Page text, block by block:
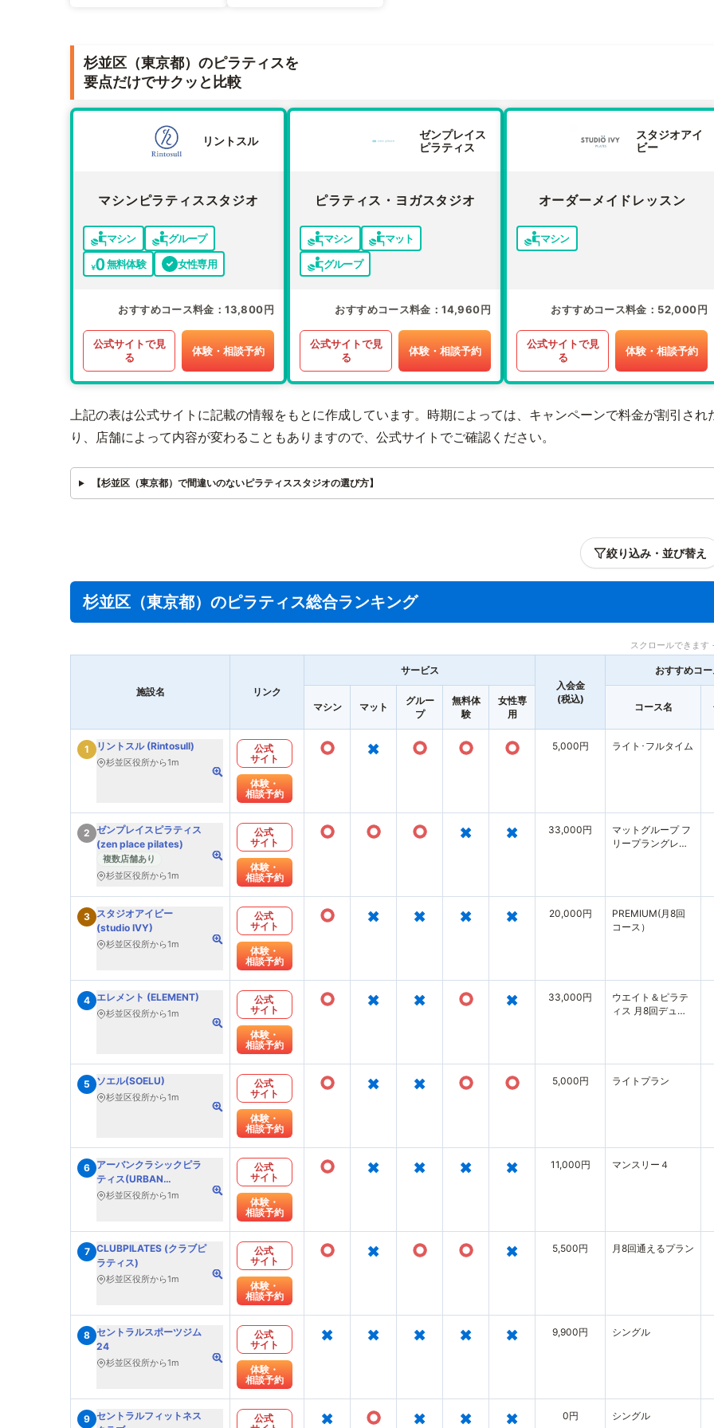
杉並区（東京都）のピラティスを
要点だけでサクッと比較
リントスル
マシンピラティススタジオ
マシン
グループ
無料体験
女性専用
おすすめコース料金 13,800円
公式サイトで見
る
体験・相談予約
ゼンプレイス
ピラティス
ピラティス・ヨガスタジオ
マシン
マット
グループ
おすすめコース料金 14,960円
公式サイトで見
る
体験・相談予約
スタジオアイ
ビー
オーダーメイドレッスン
マシン
おすすめコース料金 52,000円
公式サイトで見
る
体験・相談予約
上記の表は公式サイトに記載の情報をもとに作成しています。時期によっては、キャンペーンで料金が割引され
り、店舗によって内容が変わることもありますので、公式サイトでご確認ください。
【杉並区（東京都）で間違いのないピラティススタジオの選び方】
絞り込み・並び替え
杉並区（東京都）のピラティス総合ランキング
スクロールできます
施設名 リンク
サービス
入会金
(税込)
おすすめコー
マシン マット
グルー
プ
無料体
験
女性専
用
コース名
1 リントスル (Rintosull)
杉並区役所から1m
公式
サイト
体験・
相談予約
○ × ○ ○ ○ 5,000円 ライト･フルタイム
2 ゼンプレイスピラティス
(zen place pilates)
複数店舗あり
杉並区役所から1m
公式
サイト
体験・
相談予約
○ ○ ○ × × 33,000円
マットグループ フ
リープラングレー
3 スタジオアイビー
(studio IVY)
杉並区役所から1m
公式
サイト
体験・
相談予約
○ × × × × 20,000円
PREMIUM(月8回
コース）
4 エレメント (ELEMENT)
杉並区役所から1m
公式
サイト
体験・
相談予約
○ × × ○ × 33,000円
ウエイト＆ピラテ
ィス 月8回デュア
5 ソエル(SOELU)
杉並区役所から1m
公式
サイト
体験・
相談予約
○ × × ○ ○ 5,000円 ライトプラン
6 アーバンクラシックピラ
ティス(URBAN
CLASSIC PILATES)
杉並区役所から1m
公式
サイト
体験・
相談予約
○ × × × × 11,000円 マンスリー４
7 CLUBPILATES (クラブピ
ラティス)
杉並区役所から1m
公式
サイト
体験・
相談予約
○ × ○ ○ × 5,500円 月8回通えるプラン
8 セントラルスポーツジム
24
杉並区役所から1m
公式
サイト
体験・
相談予約
× × × × × 9,900円 シングル
9 セントラルフィットネス
公式
× ○ × × × 0円 シングル